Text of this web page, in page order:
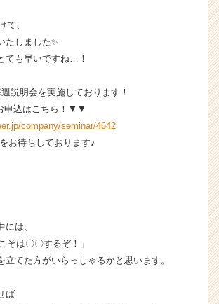
タ
イ
イ
ン】
|
ベ
長
企
業
て、
たしました✨
ても早いですね…！
説明会を実施しております！
申込はこちら！▼▼
company/seminar/4642
お待ちしております♪
は、
そは〇〇するぞ！」
立てた方がいらっしゃるかと思います。
ば